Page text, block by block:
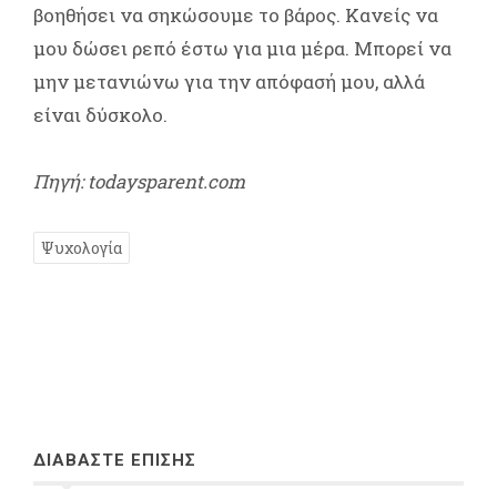
βοηθήσει να σηκώσουμε το βάρος. Κανείς να
μου δώσει ρεπό έστω για μια μέρα. Μπορεί να
μην μετανιώνω για την απόφασή μου, αλλά
είναι δύσκολο.
Πηγή: todaysparent.com
Ψυχολογία
ΔΙΑΒΑΣΤΕ ΕΠΙΣΗΣ